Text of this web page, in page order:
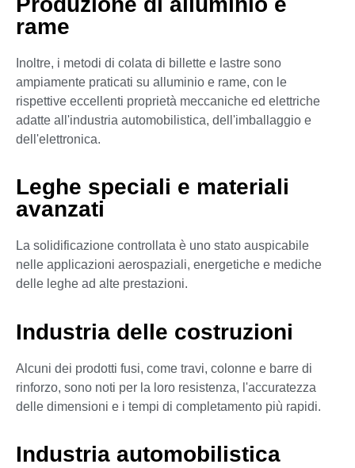
rame
Inoltre, i metodi di colata di billette e lastre sono
ampiamente praticati su alluminio e rame, con le
rispettive eccellenti proprietà meccaniche ed elettriche
adatte all'industria automobilistica, dell'imballaggio e
dell'elettronica.
Leghe speciali e materiali
avanzati
La solidificazione controllata è uno stato auspicabile
nelle applicazioni aerospaziali, energetiche e mediche
delle leghe ad alte prestazioni.
Industria delle costruzioni
Alcuni dei prodotti fusi, come travi, colonne e barre di
rinforzo, sono noti per la loro resistenza, l'accuratezza
delle dimensioni e i tempi di completamento più rapidi.
Industria automobilistica